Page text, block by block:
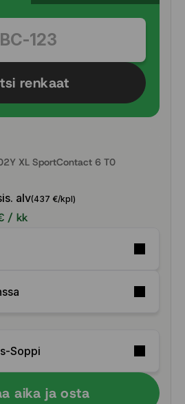
renkaat
XL SportContact 6 T0
alv(437 €/kpl)
/ kk
Soppi
aika ja osta